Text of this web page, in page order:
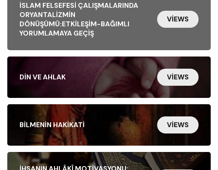
İSLAM FELSEFESI ÇALIŞMALARINDA
ORYANTALIZMIN
DÖNÜŞÜMÜ:ETKILEŞIM-BAĞIMLI
YORUMLAMAYA GEÇIŞ
VIEWS
DIN VE AHLAK VIEWS
BILMENIN HAKIKATI VIEWS